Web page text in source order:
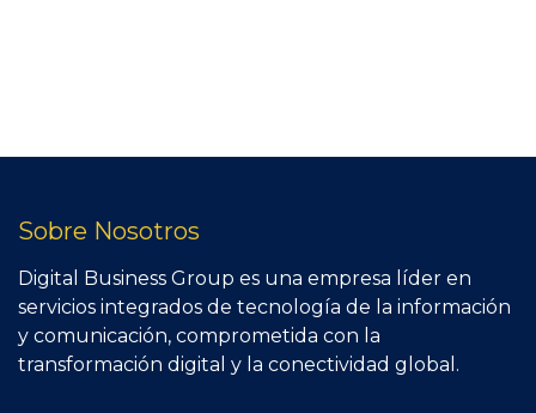
Sobre Nosotros
Digital Business Group es una empresa líder en
servicios integrados de tecnología de la información
y comunicación, comprometida con la
transformación digital y la conectividad global.